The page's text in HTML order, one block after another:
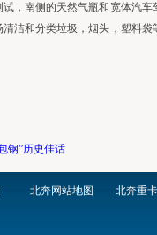
，南侧的天然气瓶和宽体汽
洁和分类垃圾，烟头，塑料
钢”历史佳话
北奔网站地图 北奔重卡